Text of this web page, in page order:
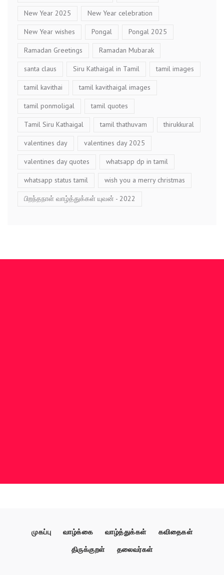
New Year 2025 New Year celebration
New Year wishes Pongal Pongal 2025
Ramadan Greetings Ramadan Mubarak
santa claus Siru Kathaigal in Tamil tamil images
tamil kavithai tamil kavithaigal images
tamil ponmoligal tamil quotes
Tamil Siru Kathaigal tamil thathuvam thirukkural
valentines day valentines day 2025
valentines day quotes whatsapp dp in tamil
whatsapp status tamil wish you a merry christmas
பிறந்தநாள் வாழ்த்துக்கள் யுவன் - 2022
முகப்பு வாழ்க்கை வாழ்த்துக்கள்
கவிதைகள்
திருக்குறள்
தலைவர்கள்